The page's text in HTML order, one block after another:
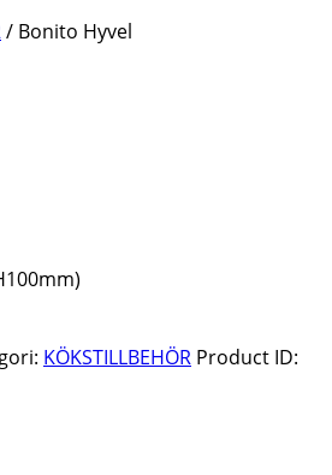
/ Bonito Hyvel
KÖKSTILLBEHÖR Product ID: